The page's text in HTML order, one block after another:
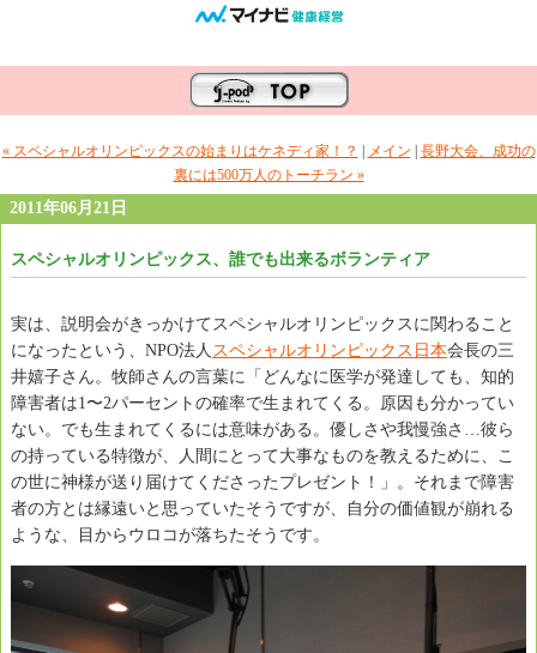
« スペシャルオリンピックスの始まりはケネディ家！？ メイン
長野大会、成功の
裏には500万人のトーチラン »
2011年06月21日
スペシャルオリンピックス、誰でも出来るボランティア
実は、説明会がきっかけてスペシャルオリンピックスに関わること
になったという、NPO法人 スペシャルオリンピックス日本会長の三
井嬉子さん。牧師さんの言葉に「どんなに医学が発達しても、知的
障害者は1〜2パーセントの確率で生まれてくる。原因も分かってい
ない。でも生まれてくるには意味がある。優しさや我慢強さ…彼ら
の持っている特徴が、人間にとって大事なものを教えるために、こ
の世に神様が送り届けてくださったプレゼント！」。それまで障害
者の方とは縁遠いと思っていたそうですが、自分の価値観が崩れる
ような、目からウロコが落ちたそうです。